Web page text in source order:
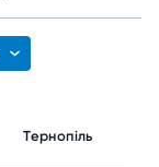
Тернопіль